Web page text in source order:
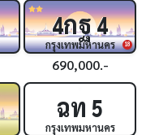
18
4กฐ4
กรุงเทพมหานคร
690,000.-
ฉท 5
กรุงเทพมหานคร